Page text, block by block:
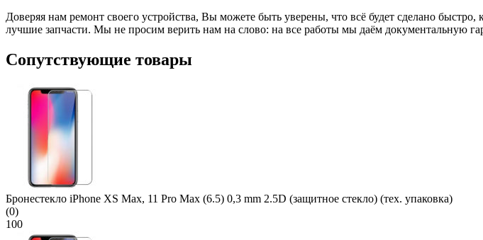
Доверяя нам ремонт своего устройства, Вы можете быть уверены, что всё будет сделано
лучшие запчасти. Мы не просим верить нам на слово: на все работы мы даём документальную
Сопутствующие товары
Бронестекло iPhone XS Max, 11 Pro Max (6.5) 0,3 mm 2.5D (защитное стекло) (тех. упаковка)
(0)
100